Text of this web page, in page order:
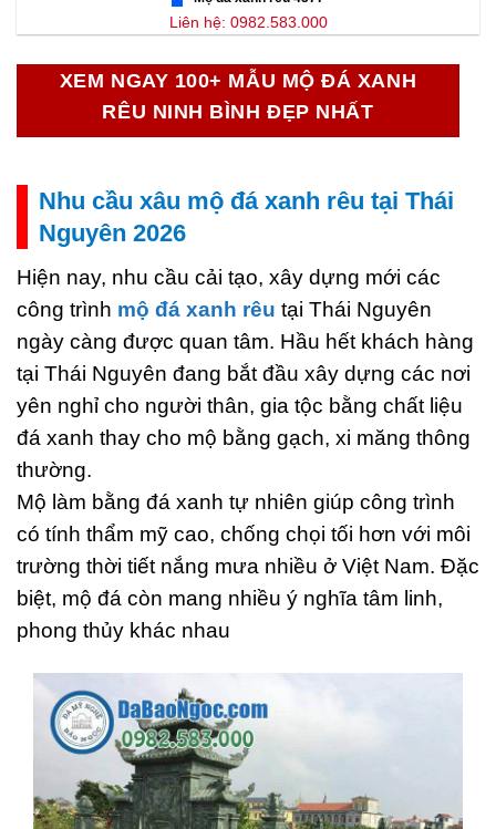
Liên hệ: 0982.583.000
XEM NGAY 100+ MẪU MỘ ĐÁ XANH
RÊU NINH BÌNH ĐẸP NHẤT
Nhu cầu xâu mộ đá xanh rêu tại Thái
Nguyên 2026
Hiện nay, nhu cầu cải tạo, xây dựng mới các
công trình mộ đá xanh rêu tại Thái Nguyên
ngày càng được quan tâm. Hầu hết khách hàng
tại Thái Nguyên đang bắt đầu xây dựng các nơi
yên nghỉ cho người thân, gia tộc bằng chất liệu
đá xanh thay cho mộ bằng gạch, xi măng thông
thường.
Mộ làm bằng đá xanh tự nhiên giúp công trình
có tính thẩm mỹ cao, chống chọi tối hơn với môi
trường thời tiết nắng mưa nhiều ở Việt Nam. Đặc
biệt, mộ đá còn mang nhiều ý nghĩa tâm linh,
phong thủy khác nhau